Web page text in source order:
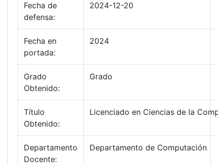
Fecha de
defensa:
2024-12-20
Fecha en
portada:
2024
Grado
Obtenido:
Grado
Título
Obtenido:
Licenciado en Ciencias de la
Departamento
Docente:
Departamento de Computación